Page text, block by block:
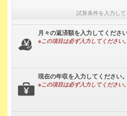
試算条件を入力し
月々の返済額を入力してください
※この項目は必ず入力してください。
現在の年収を入力してください。
※この項目は必ず入力してください。